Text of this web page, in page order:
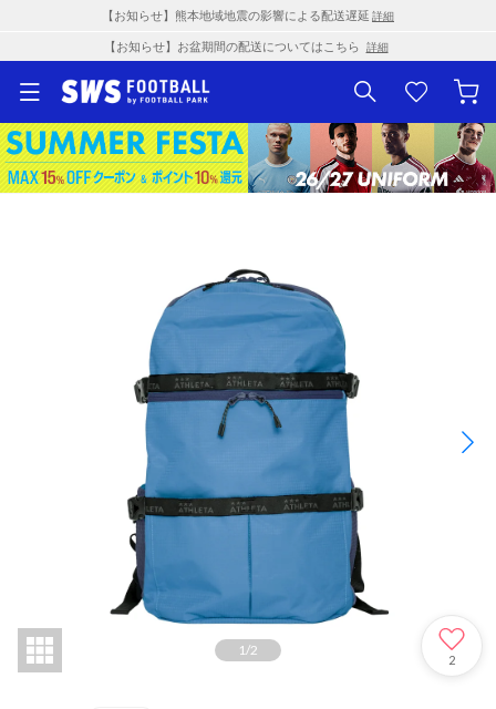
【お知らせ】熊本地域地震の影響による配送遅延 詳細
【お知らせ】お盆期間の配送についてはこちら 詳細
1/2
2